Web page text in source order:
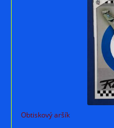
Obtiskový aršík